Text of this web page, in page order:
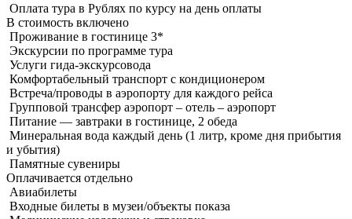
Оплата тура в Рублях по курсу на день оплаты
В стоимость включено
Проживание в гостинице 3*
Экскурсии по программе тура
Услуги гида-экскурсовода
Комфортабельный транспорт с кондиционером
Встреча/проводы в аэропорту для каждого рейса
Групповой трансфер аэропорт – отель – аэропорт
Питание — завтраки в гостинице, 2 обеда
Минеральная вода каждый день (1 литр, кроме дня прибытия
и убытия)
Памятные сувениры
Оплачивается отдельно
Авиабилеты
Входные билеты в музеи/объекты показа